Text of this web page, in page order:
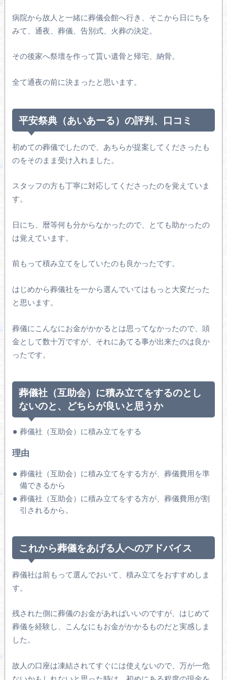
病院から故人と一緒に葬儀会館へ行き、そこから日にちを
みて、通夜、葬儀、告別式、火葬の決定。
その後家へ祭壇を作って貰い遺骨と帰宅、納骨。
全て通夜の前に決まったと思います。
平安祭典（あいあーる）の評判、口コミ
初めての葬儀でしたので、あちらが提案してくださったも
のをそのまま受け入れました。
スタッフの方も丁寧に対応してくださったのを覚えていま
す。
日にち、暦等何も分からなかったので、とても助かったの
は覚えています。
前もって積み立てをしていたのも良かったです。
はじめから葬儀社を一から選んでいてはもっと大変だった
と思います。
葬儀にこんなにお金がかかるとは思ってなかったので、頭
金として数十万ですが、それにあてる事が出来たのは良か
ったです。
葬儀社（互助会）に積み立てをするのとし
ないのと、どちらが良いと思うか
葬儀社（互助会）に積み立てをする
理由
葬儀社（互助会）に積み立てをする方が、葬儀費用を準
備できるから
葬儀社（互助会）に積み立てをする方が、葬儀費用が割
引されるから。
これから葬儀をあげる人へのアドバイス
葬儀社は前もって選んでおいて、積み立てをおすすめしま
す。
残された側に葬儀のお金があればいいのですが、はじめて
葬儀を経験し、こんなにもお金がかかるものだと実感しま
した。
故人の口座は凍結されてすぐには使えないので、万が一危